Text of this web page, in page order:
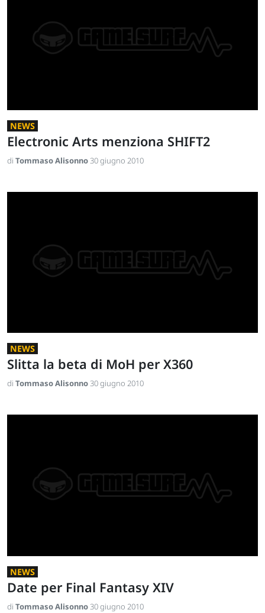
NEWS
Electronic Arts menziona SHIFT2
di Tommaso Alisonno30 giugno 2010
NEWS
Slitta la beta di MoH per X360
di Tommaso Alisonno30 giugno 2010
NEWS
Date per Final Fantasy XIV
di Tommaso Alisonno30 giugno 2010